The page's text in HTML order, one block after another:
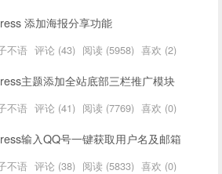
添加海报分享功能
不语 评论 (43) 阅读 (5958) 喜欢 (2)
主题添加全站底部三栏推广模块
不语 评论 (41) 阅读 (7769) 喜欢 (0)
输入QQ号一键获取用户名及邮箱
不语 评论 (38) 阅读 (5833) 喜欢 (0)